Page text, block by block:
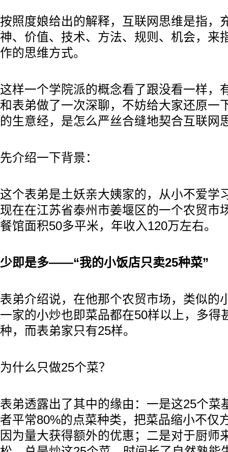
按照度娘给出的解释，互联网思维是指，
神、价值、技术、方法、规则、机会，来
作的思维方式。
这样一个学院派的概念看了跟没看一样，
和表弟做了一次深聊，不妨给大家还原一
的生意经，是怎么严丝合缝地契合互联网
先介绍一下背景：
这个表弟是土妖亲大姨家的，从小不爱学
现在在江苏省泰州市姜堰区的一个农贸市
餐馆面积50多平米，年收入120万左右。
少即是多——“我的小饭店只卖25种菜”
表弟介绍说，在他那个农贸市场，类似的
一家的小炒也即菜品都在50样以上，多得
种，而表弟家只有25样。
为什么只做25个菜？
表弟透露出了其中的缘由：一是这25个菜
者平常80%的点菜种类，把菜品缩小不仅
因为量大获得额外的优惠；二是对于厨师